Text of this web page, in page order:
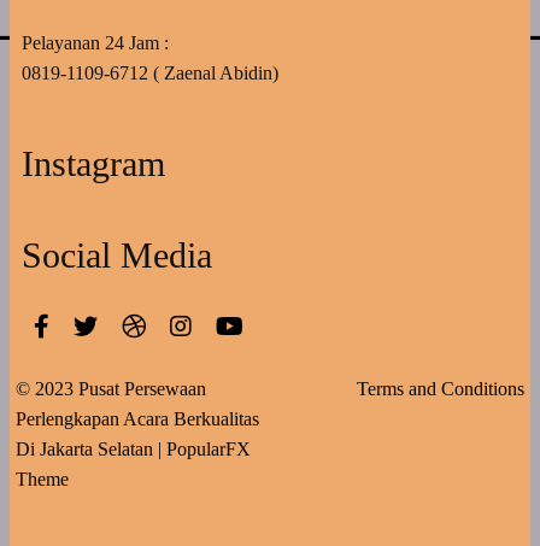
Pelayanan 24 Jam :
0819-1109-6712 ( Zaenal Abidin)
Instagram
Social Media
© 2023 Pusat Persewaan
Perlengkapan Acara Berkualitas
Di Jakarta Selatan | PopularFX
Theme
Terms and Conditions